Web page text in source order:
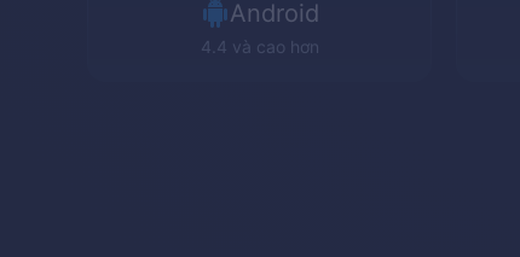
Android
4.4 và cao hơn